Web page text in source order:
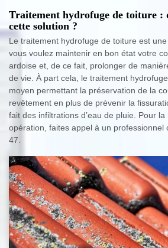
Traitement hydrofuge de toiture :
cette solution ?
Le traitement hydrofuge de toiture est
vous voulez maintenir en bon état votre
ardoise et, de ce fait, prolonger de
de vie. À part cela, le traitement
moyen permettant la préservation de la
revêtement en plus de prévenir la
fait des infiltrations d’eau de pluie. Pour
opération, faites appel à un professionnel
47.